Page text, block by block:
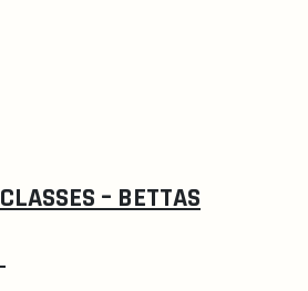
CLASSES – BETTAS